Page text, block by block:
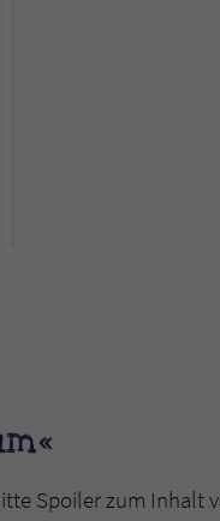
Spoiler zum Inhalt